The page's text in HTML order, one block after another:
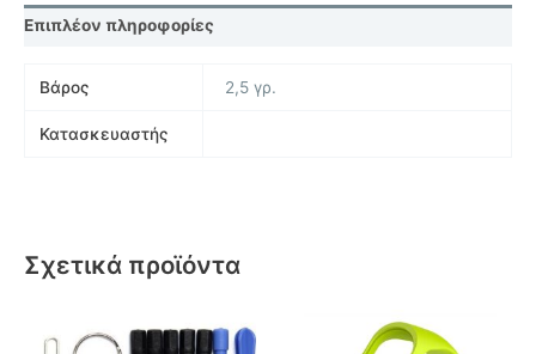
Επιπλέον πληροφορίες
Βάρος 2,5 γρ.
Κατασκευαστής
Σχετικά προϊόντα